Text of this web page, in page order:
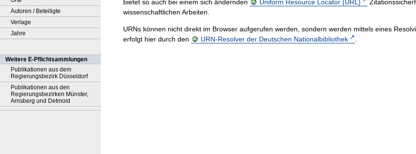
Autoren / Beteiligte
Verlage
Jahre
Weitere E-Pflichtsammlungen
Publikationen aus dem
Regierungsbezirk Düsseldorf
Publikationen aus den
Regierungsbezirken Münster,
Arnsberg und Detmold
bietet so auch bei einem sich ändernden
Uniform Resource Locator (URL)
wissenschaftlichen Arbeiten.
URNs können nicht direkt im Browser aufgerufen werden, sondern werden mittels eines
erfolgt hier durch den
URN-Resolver der Deutschen Nationalbibliothek .